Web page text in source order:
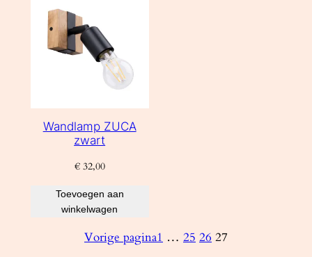
Wandlamp ZUCA
zwart
€32,00
Toevoegen aan
winkelwagen
Vorige pagina1 … 25 26 27